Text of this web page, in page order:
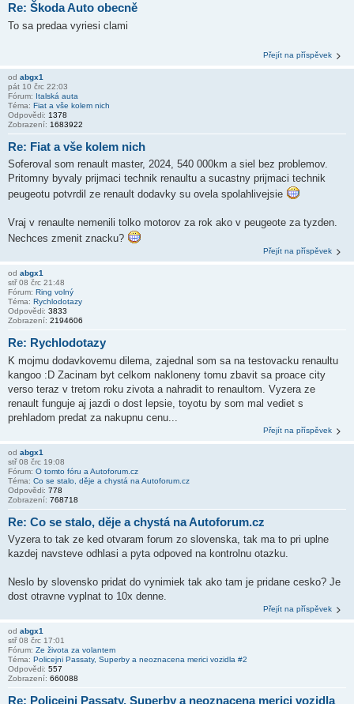
Re: Škoda Auto obecně
To sa predaa vyriesi clami
Přejít na příspěvek
od abgx1
pát 10 črc 22:03
Fórum: Italská auta
Téma: Fiat a vše kolem nich
Odpovědi: 1378
Zobrazení: 1683922
Re: Fiat a vše kolem nich
Soferoval som renault master, 2024, 540 000km a siel bez problemov.
Pritomny byvaly prijmaci technik renaultu a sucastny prijmaci technik
peugeotu potvrdil ze renault dodavky su ovela spolahlivejsie
Vraj v renaulte nemenili tolko motorov za rok ako v peugeote za tyzden.
Nechces zmenit znacku?
Přejít na příspěvek
od abgx1
stř 08 črc 21:48
Fórum: Ring volný
Téma: Rychlodotazy
Odpovědi: 3833
Zobrazení: 2194606
Re: Rychlodotazy
K mojmu dodavkovemu dilema, zajednal som sa na testovacku renaultu
kangoo :D Zacinam byt celkom nakloneny tomu zbavit sa proace city
verso teraz v tretom roku zivota a nahradit to renaultom. Vyzera ze
renault funguje aj jazdi o dost lepsie, toyotu by som mal vediet s
prehladom predat za nakupnu cenu...
Přejít na příspěvek
od abgx1
stř 08 črc 19:08
Fórum: O tomto fóru a Autoforum.cz
Téma: Co se stalo, děje a chystá na Autoforum.cz
Odpovědi: 778
Zobrazení: 768718
Re: Co se stalo, děje a chystá na Autoforum.cz
Vyzera to tak ze ked otvaram forum zo slovenska, tak ma to pri uplne
kazdej navsteve odhlasi a pyta odpoved na kontrolnu otazku.
Neslo by slovensko pridat do vynimiek tak ako tam je pridane cesko? Je
dost otravne vyplnat to 10x denne.
Přejít na příspěvek
od abgx1
stř 08 črc 17:01
Fórum: Ze života za volantem
Téma: Policejni Passaty, Superby a neoznacena merici vozidla #2
Odpovědi: 557
Zobrazení: 660088
Re: Policejni Passaty, Superby a neoznacena merici vozidla